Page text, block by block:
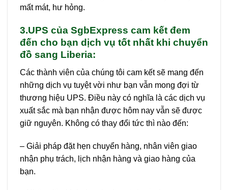
mất mát, hư hỏng.
3.UPS của SgbExpress cam kết đem
đến cho bạn dịch vụ tốt nhất khi chuyển
đồ sang Liberia:
Các thành viên của chúng tôi cam kết sẽ mang đến
những dịch vụ tuyệt vời như bạn vẫn mong đợi từ
thương hiệu UPS. Điều này có nghĩa là các dịch vụ
xuất sắc mà bạn nhận được hôm nay vẫn sẽ được
giữ nguyên. Không có thay đổi tức thì nào đến:
– Giải pháp đặt hẹn chuyển hàng, nhân viên giao
nhận phụ trách, lịch nhận hàng và giao hàng của
bạn.